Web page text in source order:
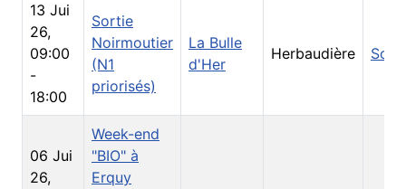
13 Jui
26,
09:00
-
18:00
Sortie
Noirmoutier
(N1
priorisés)
La Bulle
d'Her
Herbaudière
06 Jui
26,
Week-end
"BIO" à
Erquy